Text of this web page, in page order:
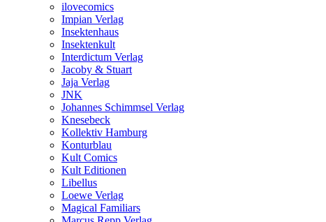
ilovecomics
Impian Verlag
Insektenhaus
Insektenkult
Interdictum Verlag
Jacoby & Stuart
Jaja Verlag
JNK
Johannes Schimmsel Verlag
Knesebeck
Kollektiv Hamburg
Konturblau
Kult Comics
Kult Editionen
Libellus
Loewe Verlag
Magical Familiars